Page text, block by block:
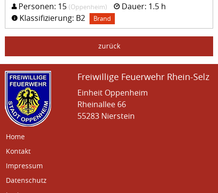
Personen: 15 (Oppenheim)
Dauer: 1.5 h
Klassifizierung: B2
Brand
zurück
Freiwillige Feuerwehr Rhein-Selz
Einheit Oppenheim
Rheinallee 66
55283 Nierstein
Home
Kontakt
Impressum
Datenschutz